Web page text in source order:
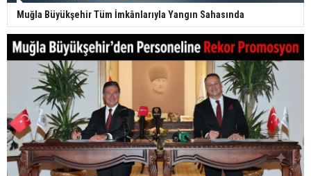
Muğla Büyükşehir Tüm İmkânlarıyla Yangın Sahasında